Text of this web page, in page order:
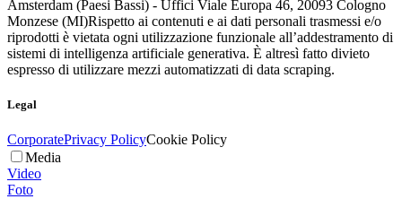
Amsterdam (Paesi Bassi) - Uffici Viale Europa 46, 20093 Cologno
Monzese (MI)Rispetto ai contenuti e ai dati personali trasmessi e/o
riprodotti è vietata ogni utilizzazione funzionale all’addestramento di
sistemi di intelligenza artificiale generativa. È altresì fatto divieto
espresso di utilizzare mezzi automatizzati di data scraping.
Legal
CorporatePrivacy PolicyCookie Policy
Media
Video
Foto